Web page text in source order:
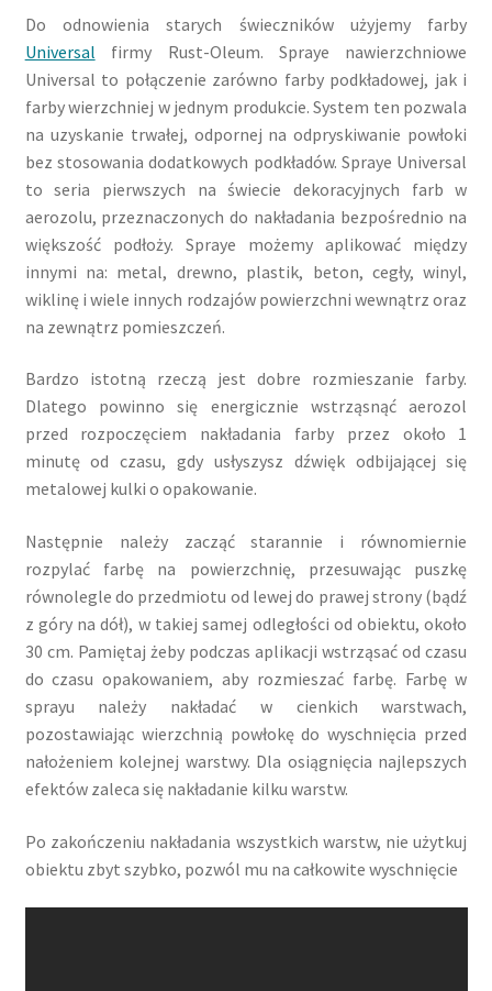
Do odnowienia starych świeczników użyjemy farby
Universal firmy Rust-Oleum. Spraye nawierzchniowe
Universal to połączenie zarówno farby podkładowej, jak i
farby wierzchniej w jednym produkcie. System ten pozwala
na uzyskanie trwałej, odpornej na odpryskiwanie powłoki
bez stosowania dodatkowych podkładów. Spraye Universal
to seria pierwszych na świecie dekoracyjnych farb w
aerozolu, przeznaczonych do nakładania bezpośrednio na
większość podłoży. Spraye możemy aplikować między
innymi na: metal, drewno, plastik, beton, cegły, winyl,
wiklinę i wiele innych rodzajów powierzchni wewnątrz oraz
na zewnątrz pomieszczeń.
Bardzo istotną rzeczą jest dobre rozmieszanie farby.
Dlatego powinno się energicznie wstrząsnąć aerozol
przed rozpoczęciem nakładania farby przez około 1
minutę od czasu, gdy usłyszysz dźwięk odbijającej się
metalowej kulki o opakowanie.
Następnie należy zacząć starannie i równomiernie
rozpylać farbę na powierzchnię, przesuwając puszkę
równolegle do przedmiotu od lewej do prawej strony (bądź
z góry na dół), w takiej samej odległości od obiektu, około
30 cm. Pamiętaj żeby podczas aplikacji wstrząsać od czasu
do czasu opakowaniem, aby rozmieszać farbę. Farbę w
sprayu należy nakładać w cienkich warstwach,
pozostawiając wierzchnią powłokę do wyschnięcia przed
nałożeniem kolejnej warstwy. Dla osiągnięcia najlepszych
efektów zaleca się nakładanie kilku warstw.
Po zakończeniu nakładania wszystkich warstw, nie użytkuj
obiektu zbyt szybko, pozwól mu na całkowite wyschnięcie